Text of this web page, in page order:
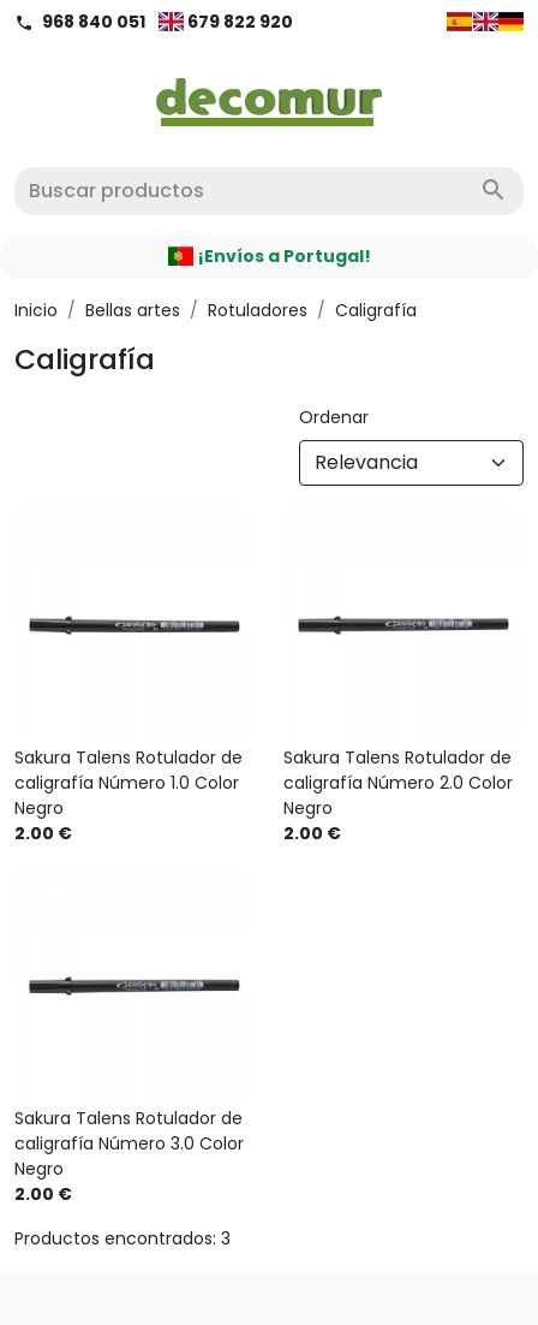
call 968 840 051 679 822 920
search
¡Envíos a Portugal!
Inicio / Bellas artes / Rotuladores / Caligrafía
Caligrafía
Ordenar
Sakura Talens Rotulador de
caligrafía Número 1.0 Color
Negro
2.00 €
Sakura Talens Rotulador de
caligrafía Número 2.0 Color
Negro
2.00 €
Sakura Talens Rotulador de
caligrafía Número 3.0 Color
Negro
2.00 €
Productos encontrados: 3